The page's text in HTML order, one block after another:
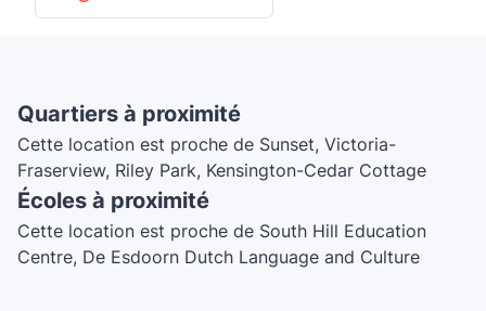
Quartiers à proximité
Cette location est proche de Sunset, Victoria-
Fraserview, Riley Park, Kensington-Cedar Cottage
Écoles à proximité
Cette location est proche de South Hill Education
Centre, De Esdoorn Dutch Language and Culture